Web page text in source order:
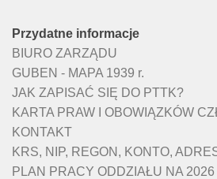
Przydatne informacje
BIURO ZARZĄDU
GUBEN - MAPA 1939 r.
JAK ZAPISAĆ SIĘ DO PTTK?
KARTA PRAW I OBOWIĄZKÓW
KONTAKT
KRS, NIP, REGON, KONTO,
PLAN PRACY ODDZIAŁU NA 2026